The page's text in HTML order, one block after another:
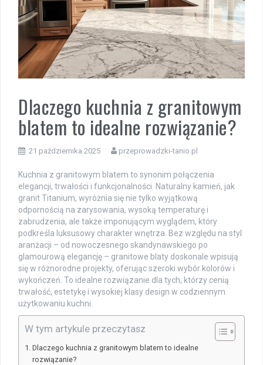
Dlaczego kuchnia z granitowym
blatem to idealne rozwiązanie?
21 października 2025 przeprowadzki-tanio.pl
Kuchnia z granitowym blatem to synonim połączenia
elegancji, trwałości i funkcjonalności. Naturalny kamień, jak
granit Titanium, wyróżnia się nie tylko wyjątkową
odpornością na zarysowania, wysoką temperaturę i
zabrudzenia, ale także imponującym wyglądem, który
podkreśla luksusowy charakter wnętrza. Bez względu na styl
aranżacji – od nowoczesnego skandynawskiego po
glamourową elegancję – granitowe blaty doskonale wpisują
się w różnorodne projekty, oferując szeroki wybór kolorów i
wykończeń. To idealne rozwiązanie dla tych, którzy cenią
trwałość, estetykę i wysokiej klasy design w codziennym
użytkowaniu kuchni.
W tym artykule przeczytasz
Dlaczego kuchnia z granitowym blatem to idealne
rozwiązanie?